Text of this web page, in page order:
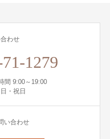
わせ
1279
間 9:00～19:00
・祝日
い合わせ